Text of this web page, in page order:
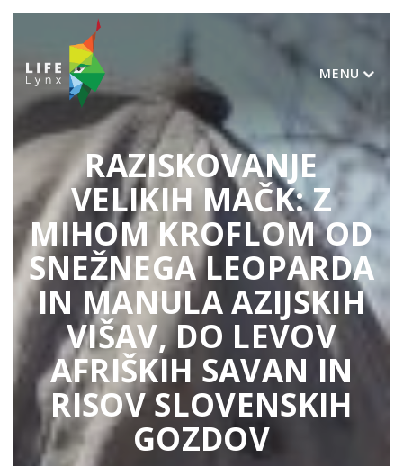
MENU
RAZISKOVANJE
VELIKIH MAČK: Z
MIHOM KROFLOM OD
SNEŽNEGA LEOPARDA
IN MANULA AZIJSKIH
VIŠAV, DO LEVOV
AFRIŠKIH SAVAN IN
RISOV SLOVENSKIH
GOZDOV